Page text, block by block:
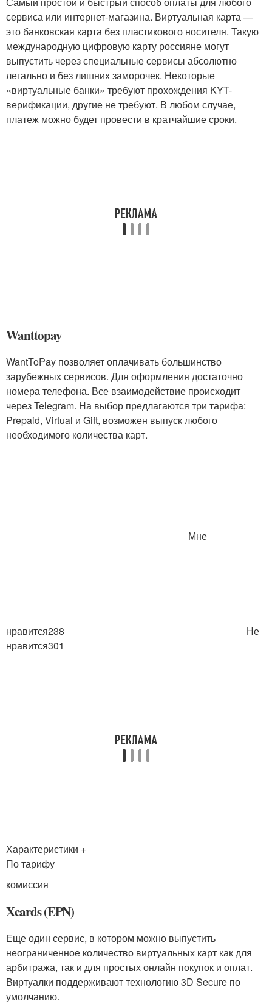
сервиса или интернет-магазина. Виртуальная карта —
это банковская карта без пластикового носителя. Такую
международную цифровую карту россияне могут
выпустить через специальные сервисы абсолютно
легально и без лишних заморочек. Некоторые
«виртуальные банки» требуют прохождения KYT-
верификации, другие не требуют. В любом случае,
платеж можно будет провести в кратчайшие сроки.
Wanttopay
WantToPay позволяет оплачивать большинство
зарубежных сервисов. Для оформления достаточно
номера телефона. Все взаимодействие происходит
через Telegram. На выбор предлагаются три тарифа:
Prepaid, Virtual и Gift, возможен выпуск любого
необходимого количества карт.
Мне
нравится238
Не
нравится301
Характеристики +
По тарифу
комиссия
Xcards (EPN)
Еще один сервис, в котором можно выпустить
неограниченное количество виртуальных карт как для
арбитража, так и для простых онлайн покупок и оплат.
Виртуалки поддерживают технологию 3D Secure по
умолчанию.